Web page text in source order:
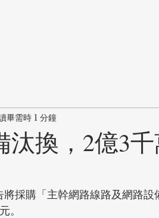
換，2億3
畢需時 1 分鐘
採購「主幹網路線路及網路設
。